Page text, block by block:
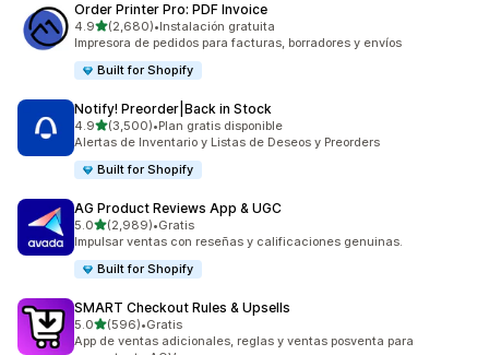
Order Printer Pro: PDF Invoice
4.9de 5 estrellas
(2,680)
2680 reseñas en total
•Instalación gratuita
Impresora de pedidos para facturas, borradores y envíos
Built for Shopify
Notify! Preorder|Back in Stock
4.9de 5 estrellas
(3,500)
3500 reseñas en total
•Plan gratis disponible
Alertas de Inventario y Listas de Deseos y Preorders
Built for Shopify
AG Product Reviews App & UGC
5.0de 5 estrellas
(2,989)
2989 reseñas en total
•Gratis
Impulsar ventas con reseñas y calificaciones genuinas.
Built for Shopify
SMART Checkout Rules & Upsells
5.0de 5 estrellas
(596)
596 reseñas en total
•Gratis
App de ventas adicionales, reglas y ventas posventa para